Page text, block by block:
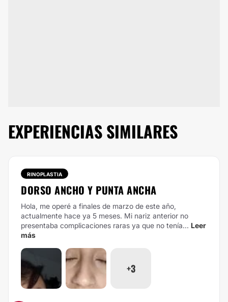
EXPERIENCIAS SIMILARES
RINOPLASTIA
DORSO ANCHO Y PUNTA ANCHA
Hola, me operé a finales de marzo de este año,
actualmente hace ya 5 meses. Mi nariz anterior no
presentaba complicaciones raras ya que no tenía... Leer
más
+3